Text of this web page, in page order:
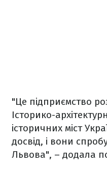
"Це підприємство
Історико-
історичних міст
досвід, і вони
Львова", – додала